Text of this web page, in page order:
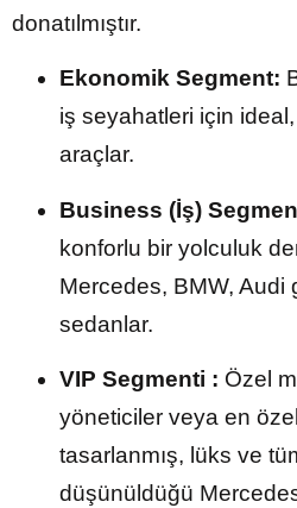
donatılmıştır.
Ekonomik Segment:
iş seyahatleri için
araçlar.
Business (İş)
konforlu bir yolculuk
Mercedes, BMW, Audi
sedanlar.
VIP Segmenti : Özel
yöneticiler veya en
tasarlanmış, lüks ve
düşünüldüğü